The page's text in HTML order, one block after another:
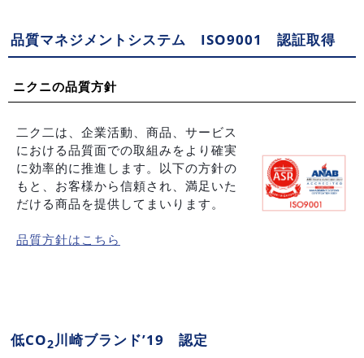
品質マネジメントシステム ISO9001 認証取得
ニクニの品質方針
二ク二は、企業活動、商品、サービス
における品質面での取組みをより確実
に効率的に推進します。以下の方針の
もと、お客様から信頼され、満足いた
だける商品を提供してまいります。
品質方針はこちら
低CO2川崎ブランド’19 認定